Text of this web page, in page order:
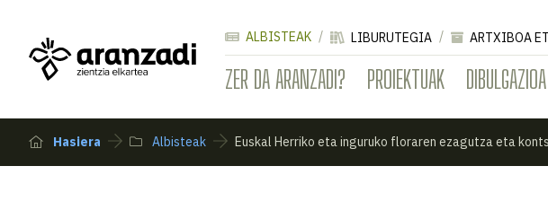
ZER DA ARANZADI? PROIEKTUAK DIBULGAZIOA
ALBISTEAK LIBURUTEGIA ARTXIBOA
Hasiera Albisteak Euskal Herriko eta inguruko floraren ezagutza eta